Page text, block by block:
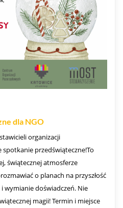
dla NGO
organizacji
przedświąteczne!To
świątecznej atmosferze
o planach na przyszłość
wymianie doświadczeń. Nie
magii! Termin i miejsce